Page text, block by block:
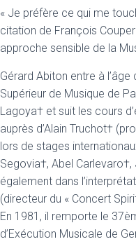
« Je préfère ce qui me
citation de François
approche sensible de la
Gérard Abiton entre à
Supérieur de Musique de
Lagoya† et suit les cours
auprès d’Alain Truchot†
lors de stages
Segovia†, Abel
également dans
(directeur du « Concert
En 1981, il remporte le
d’Exécution Musicale de